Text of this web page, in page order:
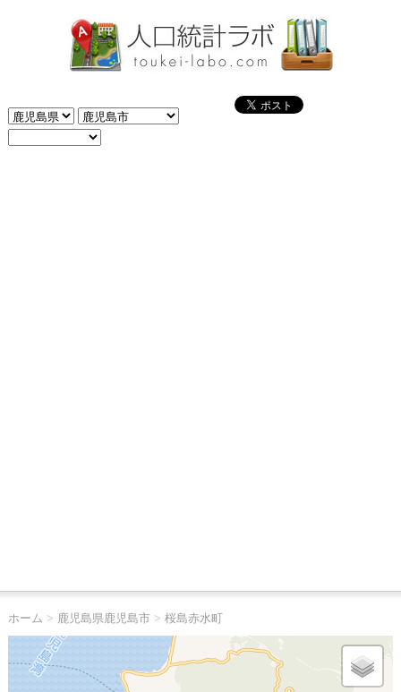
ホーム > 鹿児島県鹿児島市> 桜島赤水町